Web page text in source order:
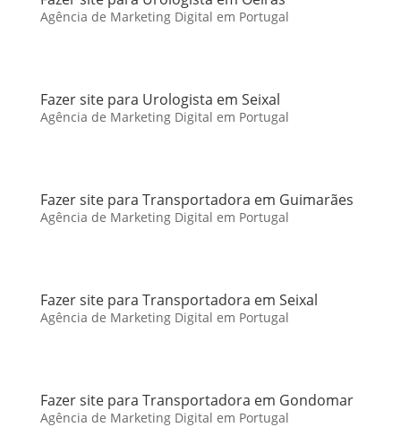
Agência de Marketing Digital em Portugal
Fazer site para Urologista em Seixal
Agência de Marketing Digital em Portugal
Fazer site para Transportadora em Guimarães
Agência de Marketing Digital em Portugal
Fazer site para Transportadora em Seixal
Agência de Marketing Digital em Portugal
Fazer site para Transportadora em Gondomar
Agência de Marketing Digital em Portugal